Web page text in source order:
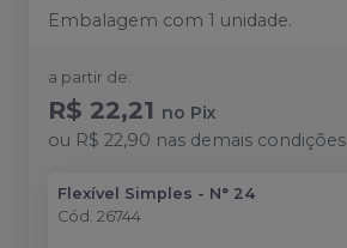
Embalagem com 1 unidade.
a partir de:
R$ 22,21 no Pix
ou R$ 22,90 nas demais condições
Flexível Simples - N° 24
Cód. 26744